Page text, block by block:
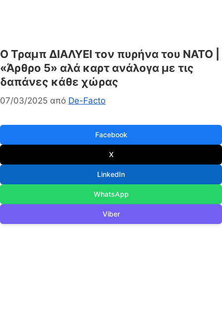
Ο Τραμπ ΔΙΑΛΥΕΙ τον πυρήνα του ΝΑΤΟ |
«Άρθρο 5» αλά καρτ ανάλογα με τις
δαπάνες κάθε χώρας
07/03/2025 από De-Facto
Facebook
X
LinkedIn
WhatsApp
Viber